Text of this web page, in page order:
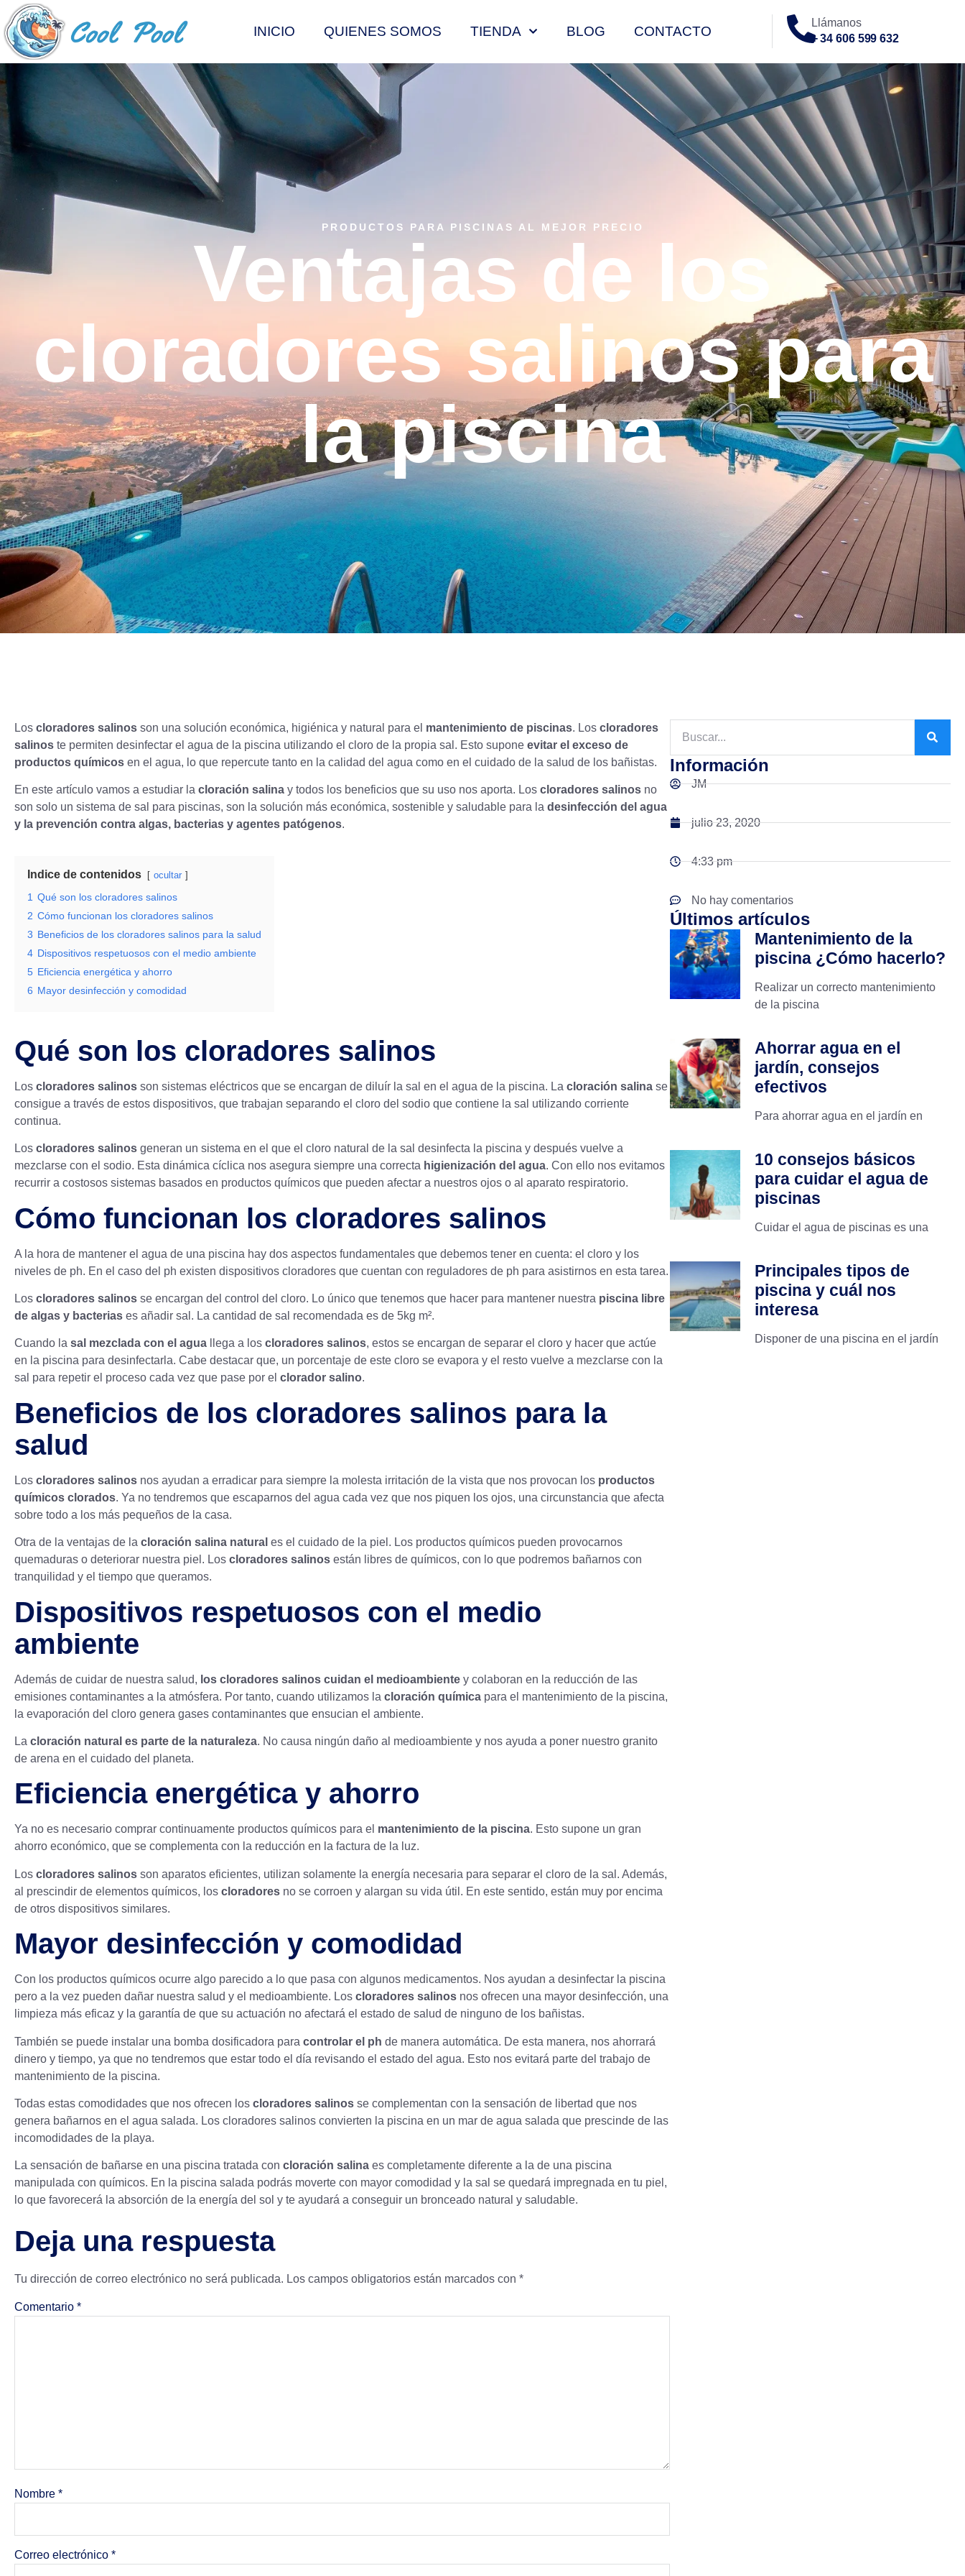
INICIO QUIENES SOMOS TIENDA BLOG CONTACTO
Llámanos
+ 34 606 599 632
PRODUCTOS PARA PISCINAS AL MEJOR PRECIO
Ventajas de los
cloradores salinos para
la piscina
Los cloradores salinos son una solución económica, higiénica y natural para el mantenimiento de piscinas. Los cloradores
salinos te permiten desinfectar el agua de la piscina utilizando el cloro de la propia sal. Esto supone evitar el exceso de
productos químicos en el agua, lo que repercute tanto en la calidad del agua como en el cuidado de la salud de los bañistas.
En este artículo vamos a estudiar la cloración salina y todos los beneficios que su uso nos aporta. Los cloradores salinos no
son solo un sistema de sal para piscinas, son la solución más económica, sostenible y saludable para la desinfección del agua
y la prevención contra algas, bacterias y agentes patógenos.
Indice de contenidos ocultar
1 Qué son los cloradores salinos
2 Cómo funcionan los cloradores salinos
3 Beneficios de los cloradores salinos para la salud
4 Dispositivos respetuosos con el medio ambiente
5 Eficiencia energética y ahorro
6 Mayor desinfección y comodidad
Qué son los cloradores salinos
Los cloradores salinos son sistemas eléctricos que se encargan de diluír la sal en el agua de la piscina. La cloración salina se
consigue a través de estos dispositivos, que trabajan separando el cloro del sodio que contiene la sal utilizando corriente
continua.
Los cloradores salinos generan un sistema en el que el cloro natural de la sal desinfecta la piscina y después vuelve a
mezclarse con el sodio. Esta dinámica cíclica nos asegura siempre una correcta higienización del agua. Con ello nos evitamos
recurrir a costosos sistemas basados en productos químicos que pueden afectar a nuestros ojos o al aparato respiratorio.
Cómo funcionan los cloradores salinos
A la hora de mantener el agua de una piscina hay dos aspectos fundamentales que debemos tener en cuenta: el cloro y los
niveles de ph. En el caso del ph existen dispositivos cloradores que cuentan con reguladores de ph para asistirnos en esta tarea.
Los cloradores salinos se encargan del control del cloro. Lo único que tenemos que hacer para mantener nuestra piscina libre
de algas y bacterias es añadir sal. La cantidad de sal recomendada es de 5kg m².
Cuando la sal mezclada con el agua llega a los cloradores salinos, estos se encargan de separar el cloro y hacer que actúe
en la piscina para desinfectarla. Cabe destacar que, un porcentaje de este cloro se evapora y el resto vuelve a mezclarse con la
sal para repetir el proceso cada vez que pase por el clorador salino.
Beneficios de los cloradores salinos para la
salud
Los cloradores salinos nos ayudan a erradicar para siempre la molesta irritación de la vista que nos provocan los productos
químicos clorados. Ya no tendremos que escaparnos del agua cada vez que nos piquen los ojos, una circunstancia que afecta
sobre todo a los más pequeños de la casa.
Otra de la ventajas de la cloración salina natural es el cuidado de la piel. Los productos químicos pueden provocarnos
quemaduras o deteriorar nuestra piel. Los cloradores salinos están libres de químicos, con lo que podremos bañarnos con
tranquilidad y el tiempo que queramos.
Dispositivos respetuosos con el medio
ambiente
Además de cuidar de nuestra salud, los cloradores salinos cuidan el medioambiente y colaboran en la reducción de las
emisiones contaminantes a la atmósfera. Por tanto, cuando utilizamos la cloración química para el mantenimiento de la piscina,
la evaporación del cloro genera gases contaminantes que ensucian el ambiente.
La cloración natural es parte de la naturaleza. No causa ningún daño al medioambiente y nos ayuda a poner nuestro granito
de arena en el cuidado del planeta.
Eficiencia energética y ahorro
Ya no es necesario comprar continuamente productos químicos para el mantenimiento de la piscina. Esto supone un gran
ahorro económico, que se complementa con la reducción en la factura de la luz.
Los cloradores salinos son aparatos eficientes, utilizan solamente la energía necesaria para separar el cloro de la sal. Además,
al prescindir de elementos químicos, los cloradores no se corroen y alargan su vida útil. En este sentido, están muy por encima
de otros dispositivos similares.
Mayor desinfección y comodidad
Con los productos químicos ocurre algo parecido a lo que pasa con algunos medicamentos. Nos ayudan a desinfectar la piscina
pero a la vez pueden dañar nuestra salud y el medioambiente. Los cloradores salinos nos ofrecen una mayor desinfección, una
limpieza más eficaz y la garantía de que su actuación no afectará el estado de salud de ninguno de los bañistas.
También se puede instalar una bomba dosificadora para controlar el ph de manera automática. De esta manera, nos ahorrará
dinero y tiempo, ya que no tendremos que estar todo el día revisando el estado del agua. Esto nos evitará parte del trabajo de
mantenimiento de la piscina.
Todas estas comodidades que nos ofrecen los cloradores salinos se complementan con la sensación de libertad que nos
genera bañarnos en el agua salada. Los cloradores salinos convierten la piscina en un mar de agua salada que prescinde de las
incomodidades de la playa.
La sensación de bañarse en una piscina tratada con cloración salina es completamente diferente a la de una piscina
manipulada con químicos. En la piscina salada podrás moverte con mayor comodidad y la sal se quedará impregnada en tu piel,
lo que favorecerá la absorción de la energía del sol y te ayudará a conseguir un bronceado natural y saludable.
Deja una respuesta
Tu dirección de correo electrónico no será publicada. Los campos obligatorios están marcados con *
Comentario *
Nombre *
Correo electrónico *
Información
JM
julio 23, 2020
4:33 pm
No hay comentarios
Últimos artículos
Mantenimiento de la
piscina ¿Cómo hacerlo?
Realizar un correcto mantenimiento
de la piscina
Ahorrar agua en el
jardín, consejos
efectivos
Para ahorrar agua en el jardín en
10 consejos básicos
para cuidar el agua de
piscinas
Cuidar el agua de piscinas es una
Principales tipos de
piscina y cuál nos
interesa
Disponer de una piscina en el jardín